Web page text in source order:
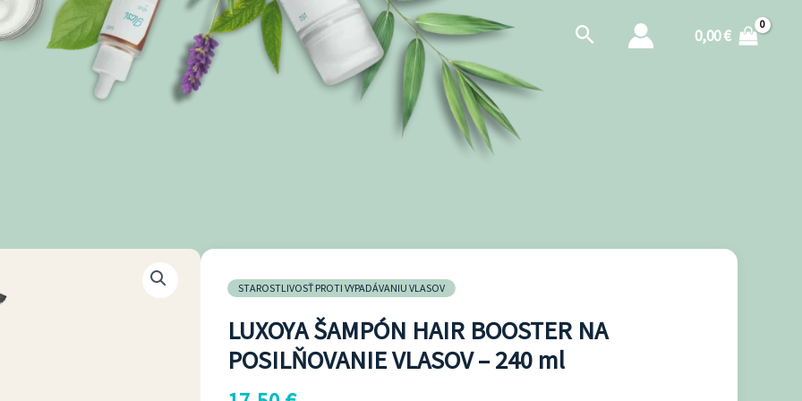
Hľadať 0,00€
STAROSTLIVOSŤ PROTI VYPADÁVANIU VLASOV
LUXOYA ŠAMPÓN HAIR BOOSTER NA
POSILŇOVANIE VLASOV – 240 ml
LUXOYA
HAIR
BOOSTER
NA